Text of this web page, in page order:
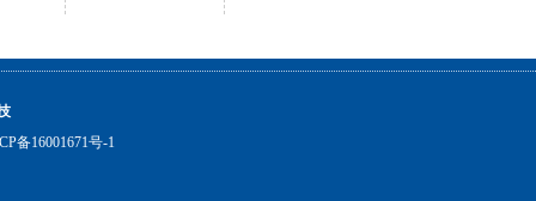
备16001671号-1